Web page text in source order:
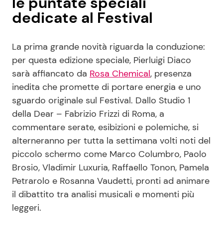
dedicate al Festival
La prima grande novità riguarda la conduzione:
per questa edizione speciale, Pierluigi Diaco
sarà affiancato da Rosa Chemical, presenza
inedita che promette di portare energia e uno
sguardo originale sul Festival. Dallo Studio 1
della Dear – Fabrizio Frizzi di Roma, a
commentare serate, esibizioni e polemiche, si
alterneranno per tutta la settimana volti noti del
piccolo schermo come Marco Columbro, Paolo
Brosio, Vladimir Luxuria, Raffaello Tonon, Pamela
Petrarolo e Rosanna Vaudetti, pronti ad animare
il dibattito tra analisi musicali e momenti più
leggeri.